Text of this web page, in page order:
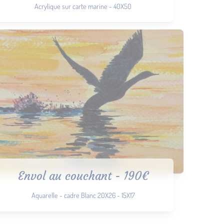
Acrylique sur carte marine - 40X50
Envol au couchant - 190€
Aquarelle - cadre Blanc 20X26 - 15X17